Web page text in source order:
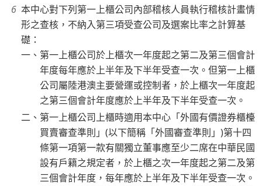
本中心對下列第一上櫃公司內部稽核人員執行稽核計畫情
形之查核，不納入第三項受查公司及選案比率之計算基
礎：
一、第一上櫃公司於上櫃次一年度起之第二及第三個會計
年度每年應於上半年及下半年受查一次。但第一上櫃
公司屬陸港澳主要營運或控制者，於上櫃次一年度起
之第三個會計年度應於上半年及下半年受查一次。
二、第一上櫃公司上櫃時適用本中心「外國有價證券櫃檯
買賣審查準則」(以下簡稱「外國審查準則」)第十四
條第一項第一款有關獨立董事應至少二席在中華民國
設有戶籍之規定者，於上櫃之次一年度起之第二及第
三個會計年度，每年應於上半年及下半年受查一次。